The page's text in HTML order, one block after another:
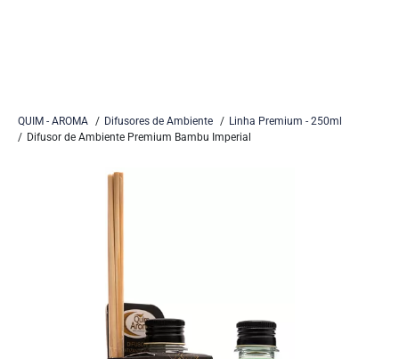
QUIM - AROMA Difusores de Ambiente
Linha Premium - 250ml
Difusor de Ambiente Premium Bambu Imperial